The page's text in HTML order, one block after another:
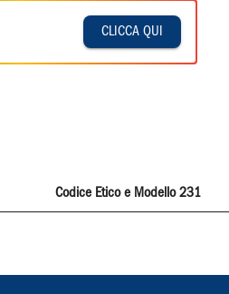
CLICCA QUI
Codice Etico e Modello 231